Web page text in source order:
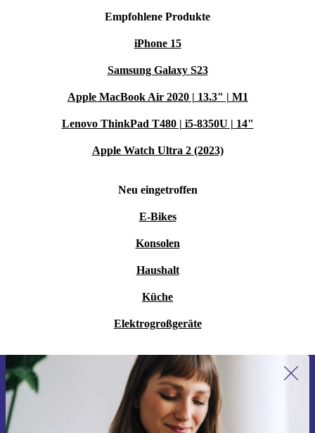
Empfohlene Produkte
iPhone 15
Samsung Galaxy S23
Apple MacBook Air 2020 | 13.3" | M1
Lenovo ThinkPad T480 | i5-8350U | 14"
Apple Watch Ultra 2 (2023)
Neu eingetroffen
E-Bikes
Konsolen
Haushalt
Küche
Elektrogroßgeräte
Erstmals zum Newsletter anmelden,
15 € sparen!
Verpasse kein Angebot mehr.